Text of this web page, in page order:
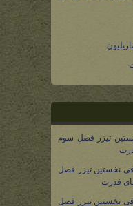
تیزر فصل سوم
نخستین تیزر فصل
قدرت
نخستین تیزر فصل